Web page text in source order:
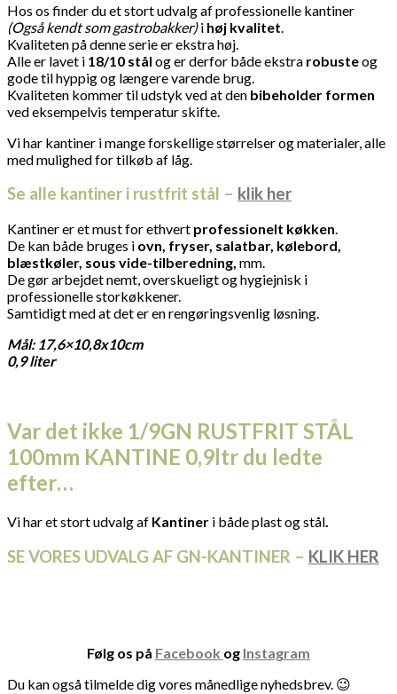
Hos os finder du et stort udvalg af professionelle kantiner
(Også kendt som gastrobakker)i høj kvalitet
Kvaliteten på denne serie er ekstra høj.
Alle er lavet i 18/10 stål og er derfor både ekstra robusteog
gode til hyppig og længere varende brug.
Kvaliteten kommer til udstyk ved at den bibeholder formen
ved eksempelvis temperatur skifte.
Vi har kantiner i mange forskellige størrelser og materialer, alle
med mulighed for tilkøb af låg.
Se alle kantiner i rustfrit stål – klik her
Kantiner er et must for ethvert professionelt køkken.
De kan både bruges i ovn, fryser, salatbar, kølebord,
blæstkøler, sous vide-tilberedning, mm.
De gør arbejdet nemt, overskueligt og hygiejnisk i
professionelle storkøkkener.
Samtidigt med at det er en rengøringsvenlig løsning.
Mål: 17,6×10,8x10cm
0,9 liter
Var det ikke 1/9GN RUSTFRIT STÅL
100mm KANTINE 0,9ltr du ledte
efter…
Vi har et stort udvalg af Kantiner i både plast og stål.
SE VORES UDVALG AF GN-KANTINER – KLIK HER
Følg os på Facebook og Instagram
Du kan også tilmelde dig vores månedlige nyhedsbrev. 😉